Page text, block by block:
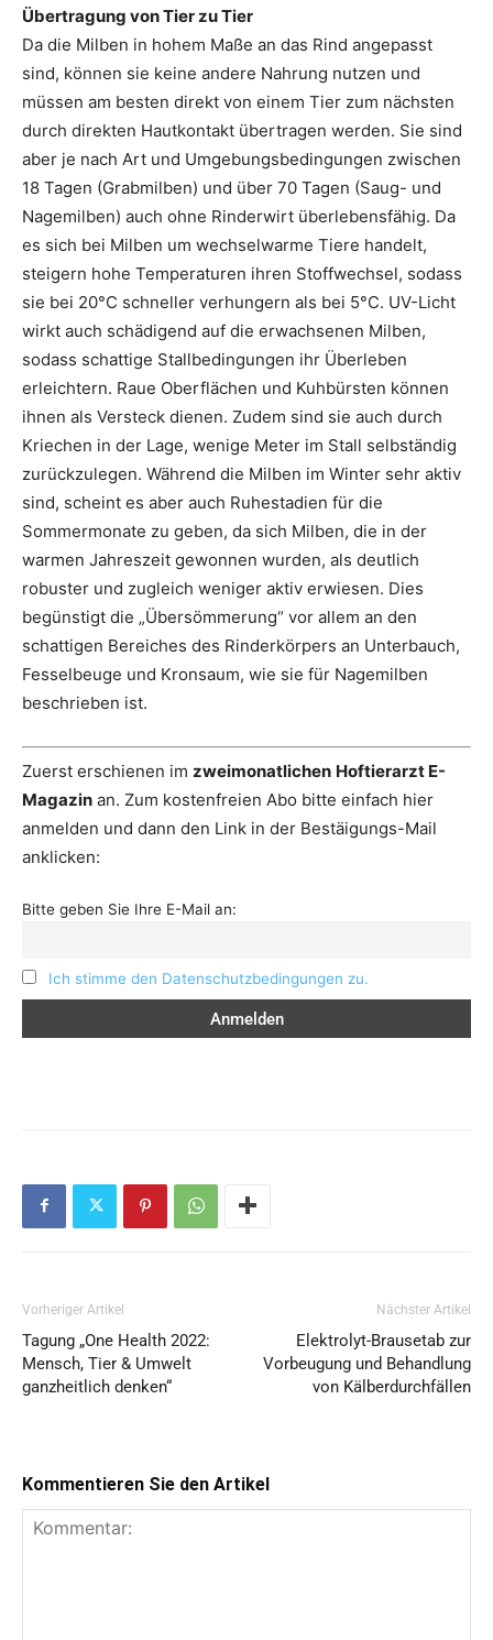
Übertragung von Tier zu Tier
Da die Milben in hohem Maße an das Rind angepasst
sind, können sie keine andere Nahrung nutzen und
müssen am besten direkt von einem Tier zum nächsten
durch direkten Hautkontakt übertragen werden. Sie sind
aber je nach Art und Umgebungsbedingungen zwischen
18 Tagen (Grabmilben) und über 70 Tagen (Saug- und
Nagemilben) auch ohne Rinderwirt überlebensfähig. Da
es sich bei Milben um wechselwarme Tiere handelt,
steigern hohe Temperaturen ihren Stoffwechsel, sodass
sie bei 20°C schneller verhungern als bei 5°C. UV-Licht
wirkt auch schädigend auf die erwachsenen Milben,
sodass schattige Stallbedingungen ihr Überleben
erleichtern. Raue Oberflächen und Kuhbürsten können
ihnen als Versteck dienen. Zudem sind sie auch durch
Kriechen in der Lage, wenige Meter im Stall selbständig
zurückzulegen. Während die Milben im Winter sehr aktiv
sind, scheint es aber auch Ruhestadien für die
Sommermonate zu geben, da sich Milben, die in der
warmen Jahreszeit gewonnen wurden, als deutlich
robuster und zugleich weniger aktiv erwiesen. Dies
begünstigt die „Übersömmerung“ vor allem an den
schattigen Bereiches des Rinderkörpers an Unterbauch,
Fesselbeuge und Kronsaum, wie sie für Nagemilben
beschrieben ist.
Zuerst erschienen im zweimonatlichen Hoftierarzt E-
Magazin an. Zum kostenfreien Abo bitte einfach hier
anmelden und dann den Link in der Bestäigungs-Mail
anklicken:
Bitte geben Sie Ihre E-Mail an:
Ich stimme den Datenschutzbedingungen zu.
Vorheriger Artikel
Tagung „One Health 2022:
Mensch, Tier & Umwelt
ganzheitlich denken“
Nächster Artikel
Elektrolyt-Brausetab zur
Vorbeugung und Behandlung
von Kälberdurchfällen
Kommentieren Sie den Artikel